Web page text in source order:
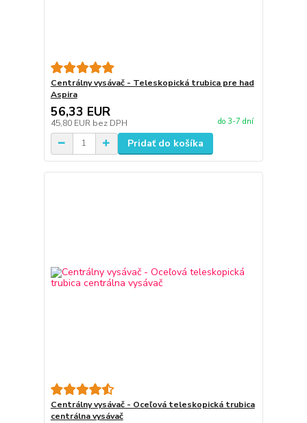
Centrálny vysávač - Teleskopická trubica pre had
Aspira
56,33 EUR
45,80 EUR bez DPH do 3-7 dní
Pridať do košíka
Centrálny vysávač - Oceľová teleskopická trubica
centrálna vysávač